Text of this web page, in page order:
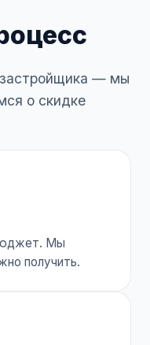
— мы
о скидке
Мы
получить.